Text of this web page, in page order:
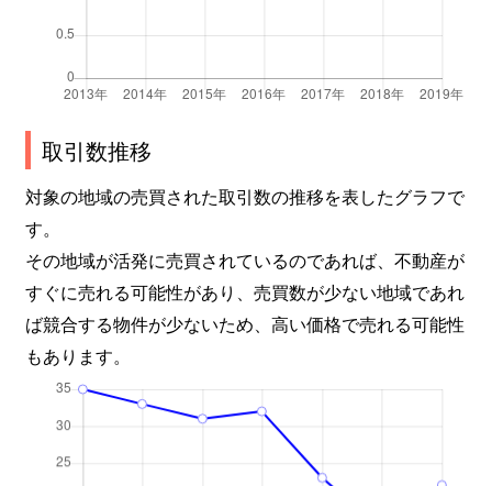
取引数推移
対象の地域の売買された取引数の推移を表したグラフで
す。
その地域が活発に売買されているのであれば、不動産が
すぐに売れる可能性があり、売買数が少ない地域であれ
ば競合する物件が少ないため、高い価格で売れる可能性
もあります。